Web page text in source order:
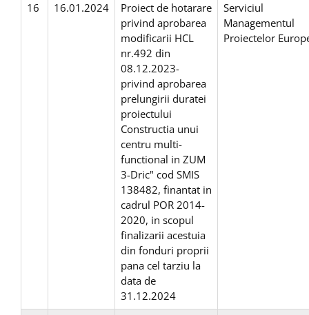
16 16.01.2024
Proiect de hotarare
privind aprobarea
modificarii HCL
nr.492 din
08.12.2023-
privind aprobarea
prelungirii duratei
proiectului
Constructia unui
centru multi-
functional in ZUM
3-Dric" cod SMIS
138482, finantat in
cadrul POR 2014-
2020, in scopul
finalizarii acestuia
din fonduri proprii
pana cel tarziu la
data de
31.12.2024
Serviciul
Managementul
Proiectelor